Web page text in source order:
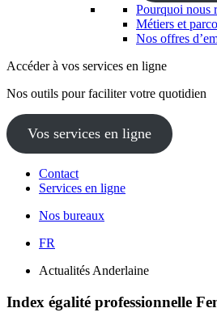
Pourquoi nous
Métiers et
Nos offres
Accéder à vos services en ligne
Nos outils pour faciliter votre quotidien
Vos services en ligne
Contact
Services en ligne
Nos bureaux
FR
Actualités Anderlaine
Index égalité professionnelle